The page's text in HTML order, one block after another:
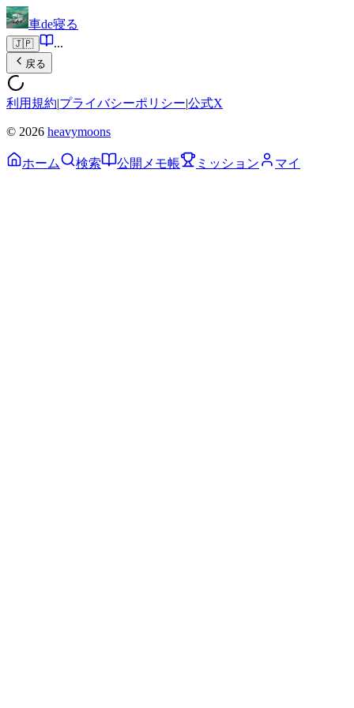
車de寝る
🇯🇵 ...
戻る
利用規約|プライバシーポリシー|公式X
© 2026 heavymoons
ホーム 検索 公開メモ帳 ミッション マイ